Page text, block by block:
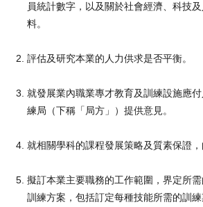
員統計數字，以及關於社會經濟、科技
料。
評估及研究本業的人力供求是否平衡。
就發展業內職業專才教育及訓練設施應
練局（下稱「局方」）提供意見。
就相關學科的課程發展策略及質素保證，
擬訂本業主要職務的工作範圍，界定所
訓練方案，包括訂定每種技能所需的訓練